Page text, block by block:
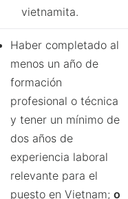
vietnamita.
Haber completado al
menos un año de
formación
profesional o técnica
y tener un mínimo de
dos años de
experiencia laboral
relevante para el
puesto en Vietnam; o